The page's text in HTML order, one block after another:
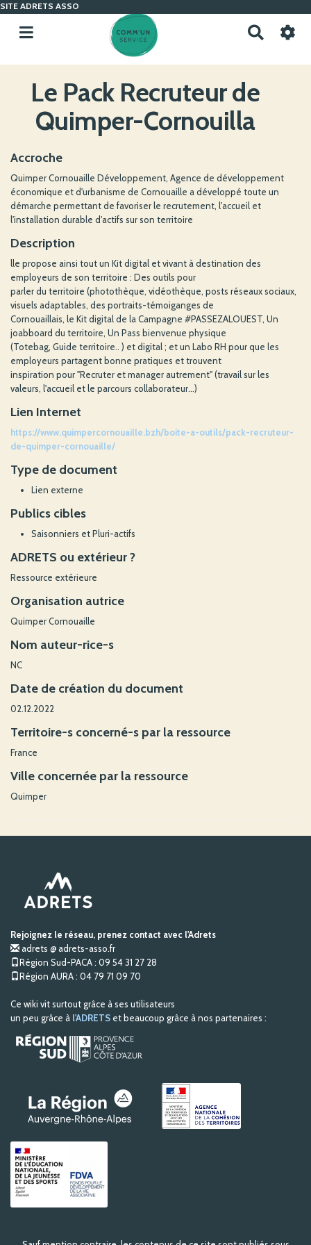
SITE ADRETS ASSO
c
Le Pack Recruteur de
Quimper-Cornouilla
Accroche
Quimper Cornouaille Développement, Agence de développement
économique et d'urbanisme de Cornouaille a développé toute un
démarche permettant de favoriser le recrutement, l'accueil et
l'installation durable d'actifs sur son territoire
Description
lle propose ainsi tout un Kit digital et vivant à destination des
employeurs de son territoire : Des outils pour
parler du territoire (photothèque, vidéothèque, posts réseaux sociaux,
visuels adaptables, des portraits-témoiganges de
Cornouaillais, le Kit digital de la Campagne #PASSEZALOUEST, Un
joabboard du territoire, Un Pass bienvenue physique
(Totebag, Guide territoire.. ) et digital ; et un Labo RH pour que les
employeurs partagent bonne pratiques et trouvent
inspiration pour "Recruter et manager autrement" (travail sur les
valeurs, l'accueil et le parcours collaborateur...)
Lien Internet
https://www.quimpercornouaille.bzh/boite-a-outils/pack-recruteur-
de-quimper-cornouaille/
Type de document
Lien externe
Publics cibles
Saisonniers et Pluri-actifs
ADRETS ou extérieur ?
Ressource extérieure
Organisation autrice
Quimper Cornouaille
Nom auteur-rice-s
NC
Date de création du document
02.12.2022
Territoire-s concerné-s par la ressource
France
Ville concernée par la ressource
Quimper
Rejoignez le réseau, prenez contact avec l'Adrets
adrets @ adrets-asso.fr
Région Sud-PACA : 09 54 31 27 28
Région AURA : 04 79 71 09 70
Ce wiki vit surtout grâce à ses utilisateurs
un peu grâce à l'ADRETS et beaucoup grâce à nos partenaires :